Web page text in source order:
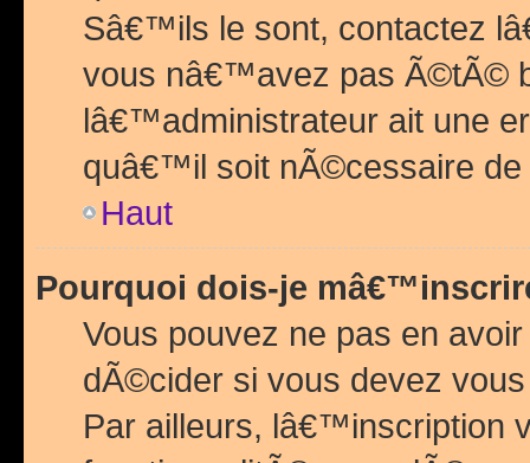
Sâ€™ils le sont, contactez
vous nâ€™avez pas Ã©tÃ©
lâ€™administrateur ait une
quâ€™il soit nÃ©cessaire de
Haut
Pourquoi dois-je
Vous pouvez ne pas en
dÃ©cider si vous devez
Par ailleurs, lâ€™inscription